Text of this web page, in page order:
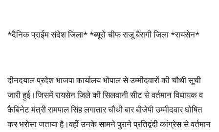
*दैनिक प्राईम संदेश जिला* *ब्यूरो चीफ राजू बैरागी जिला *रायसेन*
दीनदयाल प्रदेश भाजपा कार्यालय भोपाल से उम्मीदवारों की चौथी सूची
जारी हुई।जिसमें रायसेन जिले की सिलवानी सीट से वर्तमान विधायक व
कैबिनेट मंत्री रामपाल सिंह लगातार चौथी बार बीजेपी उम्मीदवार घोषित
कर भरोसा जताया है।वहीं उनके सामने पुराने प्रतिद्वंदी कांग्रेस से वर्तमान